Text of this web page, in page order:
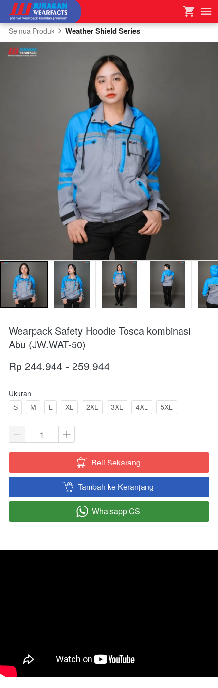
Semua Produk Weather Shield Series
Wearpack Safety Hoodie Tosca kombinasi
Abu (JW.WAT-50)
Rp 244.944 - 259,944
Ukuran
S
M L XL 2XL 3XL 4XL 5XL
` Beli Sekarang
` Tambah ke Keranjang
` Whatsapp CS